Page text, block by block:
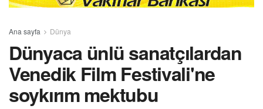
Ana sayfa Dünya
Dünyaca ünlü sanatçılardan
Venedik Film Festivali'ne
soykırım mektubu